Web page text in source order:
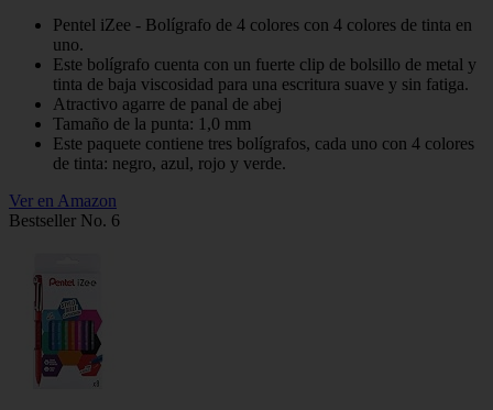
Pentel iZee - Bolígrafo de 4 colores con 4 colores de tinta en
uno.
Este bolígrafo cuenta con un fuerte clip de bolsillo de metal y
tinta de baja viscosidad para una escritura suave y sin fatiga.
Atractivo agarre de panal de abej
Tamaño de la punta: 1,0 mm
Este paquete contiene tres bolígrafos, cada uno con 4 colores
de tinta: negro, azul, rojo y verde.
Ver en Amazon
Bestseller No. 6